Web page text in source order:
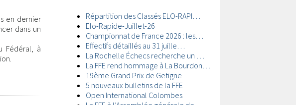
en dernier
dans un
Fédéral, à